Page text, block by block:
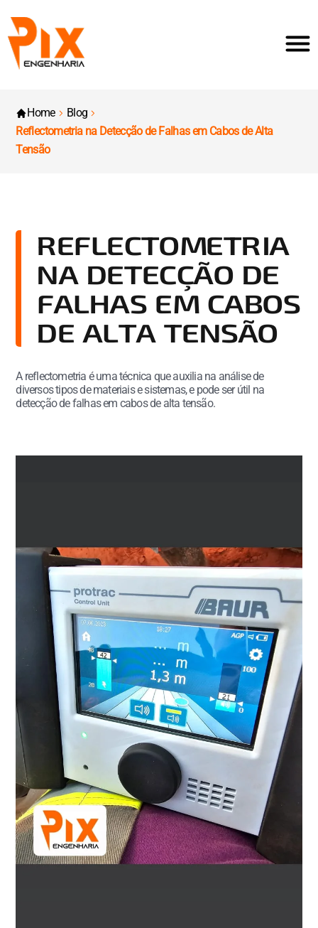
Home
Blog
Reflectometria na Detecção de Falhas em Cabos de Alta
Tensão
REFLECTOMETRIA
NA DETECÇÃO DE
FALHAS EM CABOS
DE ALTA TENSÃO
A reflectometria é uma técnica que auxilia na análise de
diversos tipos de materiais e sistemas, e pode ser útil na
detecção de falhas em cabos de alta tensão.